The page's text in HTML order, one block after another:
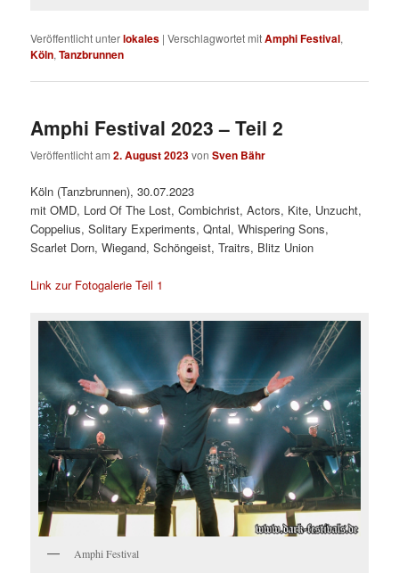
Veröffentlicht unterlokales |Verschlagwortet mitAmphi Festival,
Köln,Tanzbrunnen
Amphi Festival 2023 – Teil 2
Veröffentlicht am2. August 2023vonSven Bähr
Köln (Tanzbrunnen), 30.07.2023
mit OMD, Lord Of The Lost, Combichrist, Actors, Kite, Unzucht,
Coppelius, Solitary Experiments, Qntal, Whispering Sons,
Scarlet Dorn, Wiegand, Schöngeist, Traitrs, Blitz Union
Link zur Fotogalerie Teil 1
Amphi Festival